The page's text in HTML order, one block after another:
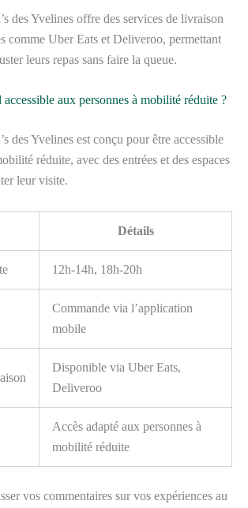
des Yvelines offre des services de livraison
comme Uber Eats et Deliveroo, permettant
leurs repas sans faire la queue.
aux personnes à mobilité réduite ?
des Yvelines est conçu pour être accessible
réduite, avec des entrées et des espaces
leur visite.
Détails
12h-14h, 18h-20h
Commande via l’application
mobile
Disponible via Uber Eats,
Deliveroo
Accès adapté aux personnes à
mobilité réduite
vos commentaires sur vos expériences au